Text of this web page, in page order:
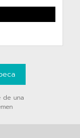
de una